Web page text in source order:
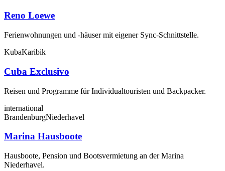
Reno Loewe
Ferienwohnungen und -häuser mit eigener Sync-Schnittstelle.
KubaKaribik
Cuba Exclusivo
Reisen und Programme für Individualtouristen und Backpacker.
international
BrandenburgNiederhavel
Marina Hausboote
Hausboote, Pension und Bootsvermietung an der Marina
Niederhavel.